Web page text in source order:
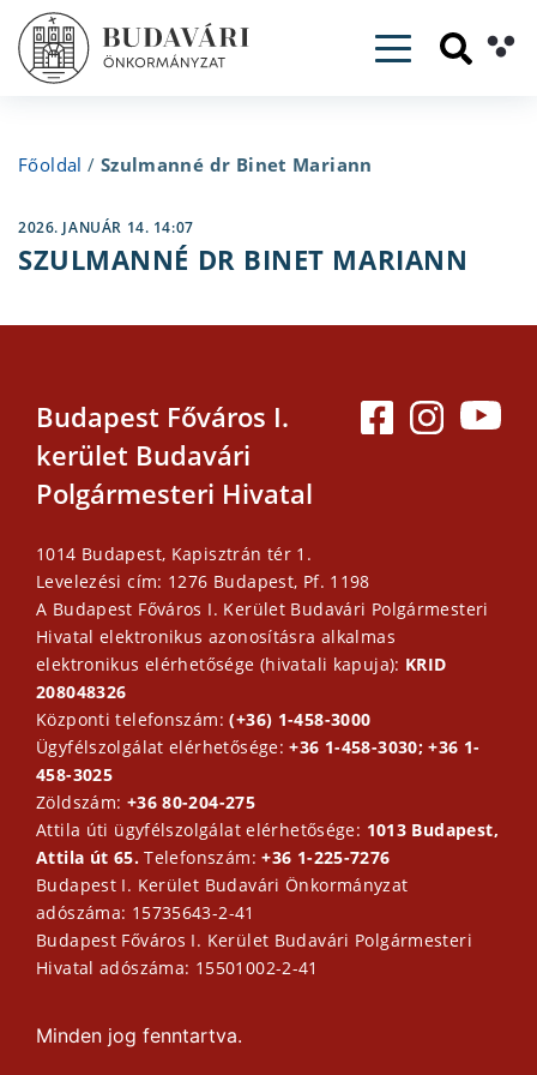
Toggle
Főoldal / Szulmanné dr Binet Mariann
2026. JANUÁR 14. 14:07
SZULMANNÉ DR BINET MARIANN
Budapest Főváros I.
kerület Budavári
Polgármesteri Hivatal
1014 Budapest, Kapisztrán tér 1.
Levelezési cím: 1276 Budapest, Pf. 1198
A Budapest Főváros I. Kerület Budavári Polgármesteri
Hivatal elektronikus azonosításra alkalmas
elektronikus elérhetősége (hivatali kapuja): KRID
208048326
Központi telefonszám:(+36) 1-458-3000
Ügyfélszolgálat elérhetősége:+36 1-458-3030; +36 1-
458-3025
Zöldszám: +36 80-204-275
Attila úti ügyfélszolgálat elérhetősége: 1013 Budapest,
Attila út 65.Telefonszám:+36 1-225-7276
Budapest I. Kerület Budavári Önkormányzat
adószáma: 15735643-2-41
Budapest Főváros I. Kerület Budavári Polgármesteri
Hivatal adószáma: 15501002-2-41
Minden jog fenntartva.